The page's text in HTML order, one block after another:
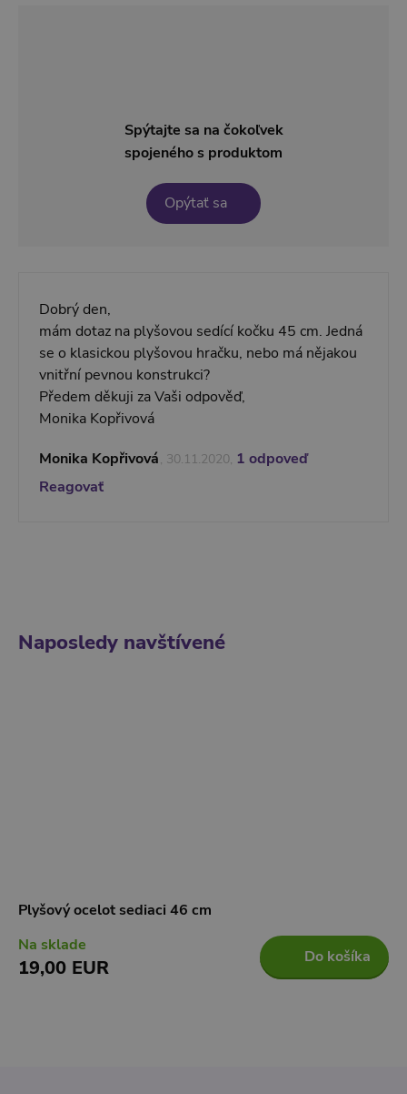
Spýtajte sa na čokoľvek
spojeného s produktom
Opýtať sa
Dobrý den,
mám dotaz na plyšovou sedící kočku 45 cm. Jedná
se o klasickou plyšovou hračku, nebo má nějakou
vnitřní pevnou konstrukci?
Předem děkuji za Vaši odpověď,
Monika Kopřivová
Monika Kopřivová, 30.11.2020, 1 odpoveď
Reagovať
Naposledy navštívené
Plyšový ocelot sediaci 46 cm
Na sklade
19,00 EUR Do košíka